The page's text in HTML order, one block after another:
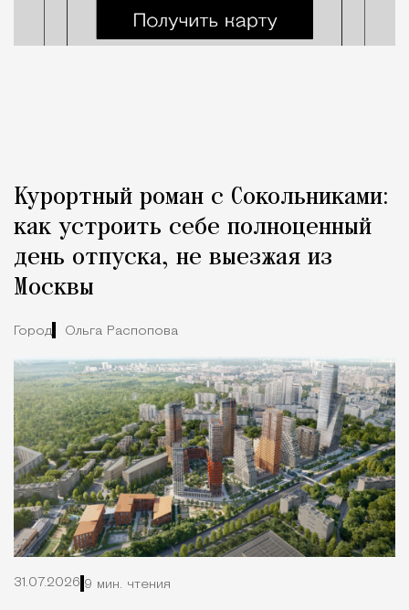
Курортный роман с Сокольниками:
как устроить себе полноценный
день отпуска, не выезжая из
Москвы
Город Ольга Распопова
31.07.2026 9 мин. чтения